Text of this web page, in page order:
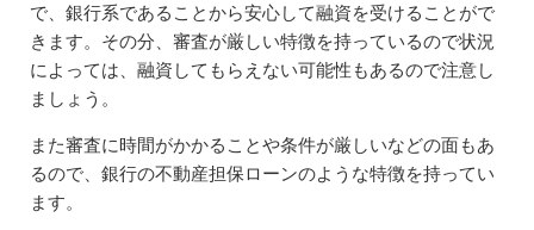
で、銀行系であることから安心して融資を受けることがで
きます。その分、審査が厳しい特徴を持っているので状況
によっては、融資してもらえない可能性もあるので注意し
ましょう。
また審査に時間がかかることや条件が厳しいなどの面もあ
るので、銀行の不動産担保ローンのような特徴を持ってい
ます。